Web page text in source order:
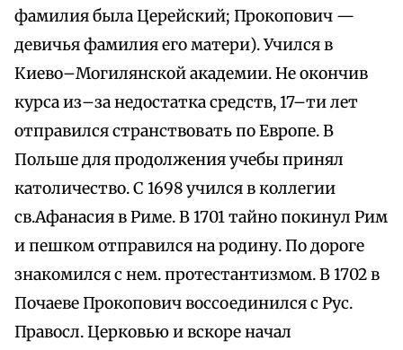
фамилия была Церейский; Прокопович —
девичья фамилия его матери). Учился в
Киево–Могилянской академии. Не окончив
курса из–за недостатка средств, 17–ти лет
отправился странствовать по Европе. В
Польше для продолжения учебы принял
католичество. С 1698 учился в коллегии
св.Афанасия в Риме. В 1701 тайно покинул Рим
и пешком отправился на родину. По дороге
знакомился с нем. протестантизмом. В 1702 в
Почаеве Прокопович воссоединился с Рус.
Правосл. Церковью и вскоре начал